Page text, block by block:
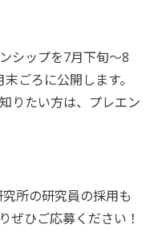
シップを7月下旬〜8
ごろに公開します。
りたい方は、プレエン
所の研究員の採用も
ぜひご応募ください！